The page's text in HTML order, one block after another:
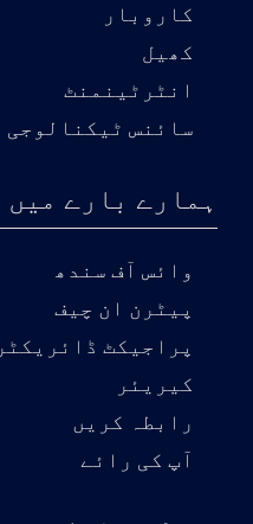
کاروبار
کھیل
انٹرٹینمنٹ
سائنس ٹیکنالوجی
ہمارے بارے میں
وائس آف سندھ
پیٹرن ان چیف
پراجیکٹ ڈائریکٹر
کیریئر
رابطہ کریں
آپ کی رائے